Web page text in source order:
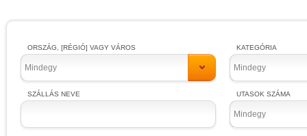
ORSZÁG, [RÉGIÓ] VAGY VÁROS
Mindegy
SZÁLLÁS NEVE
KATEGÓRIA
Mindegy
UTASOK SZÁMA
Mindegy